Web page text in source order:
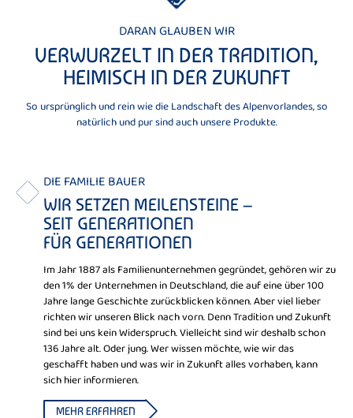
DARAN GLAUBEN WIR
VERWURZELT IN DER TRADITION,
HEIMISCH IN DER ZUKUNFT
So ursprünglich und rein wie die Landschaft des Alpenvorlandes, so
natürlich und pur sind auch unsere Produkte.
DIE FAMILIE BAUER
WIR SETZEN MEILENSTEINE –
SEIT GENERATIONEN
FÜR GENERATIONEN
Im Jahr 1887 als Familienunternehmen gegründet, gehören wir zu
den 1% der Unternehmen in Deutschland, die auf eine über 100
Jahre lange Geschichte zurückblicken können. Aber viel lieber
richten wir unseren Blick nach vorn. Denn Tradition und Zukunft
sind bei uns kein Widerspruch. Vielleicht sind wir deshalb schon
136 Jahre alt. Oder jung. Wer wissen möchte, wie wir das
geschafft haben und was wir in Zukunft alles vorhaben, kann
sich hier informieren.
MEHR ERFAHREN